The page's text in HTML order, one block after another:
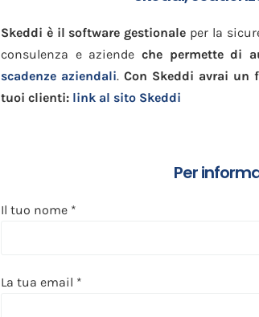
Skeddi è il software gestionale per la
consulenza e aziendeche permette di
scadenze aziendali. Con Skeddi avrai un
tuoi clienti: link al sito Skeddi
Per
Il tuo nome *
La tua email *